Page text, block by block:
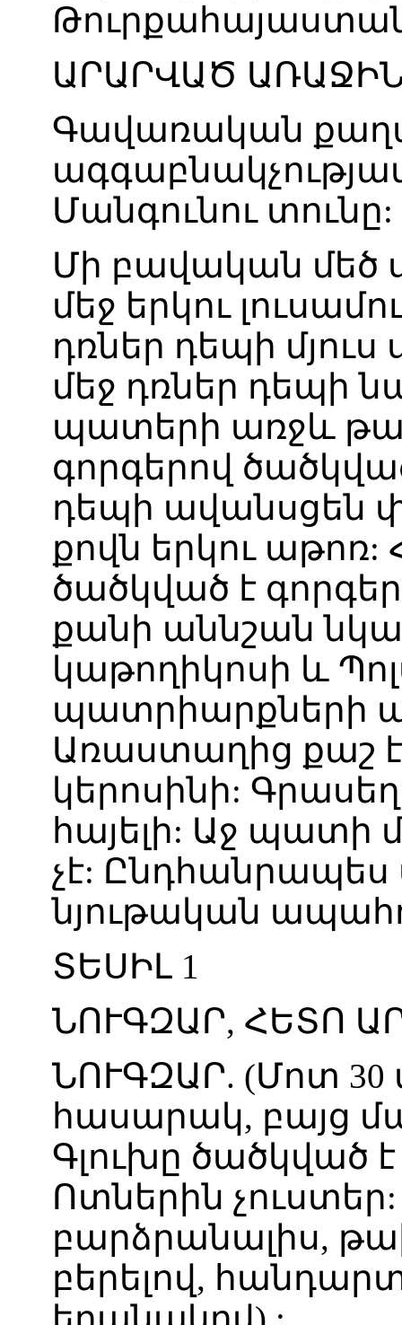
ԱՐԱՐՎԱԾ
Գավառական
Մանգունու տունը:
Մի բավական մեծ
մեջ երկու
դռներ դեպի մյուս
մեջ դռներ դեպի
պատերի առջև
գորգերով
դեպի ավանսցեն
քովն երկու աթոռ:
ծածկված է
քանի աննշան
կաթողիկոսի և
պատրիարքների
Առաստաղից քաշ է
կերոսինի:
հայելի: Աջ պատի
չէ: Ընդհանրապես
նյութական
ՏԵՍԻԼ 1
ՆՈՒԳԶԱՐ, ՀԵՏՈ
ՆՈՒԳԶԱՐ. (Մոտ 30
հասարակ, բայց
Գլուխը ծածկված է
Ոտներին չուստեր
բարձրանալիս,
բերելով ,